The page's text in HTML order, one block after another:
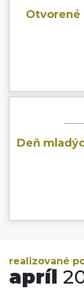
Otvorené
Deň
realizované
apríl